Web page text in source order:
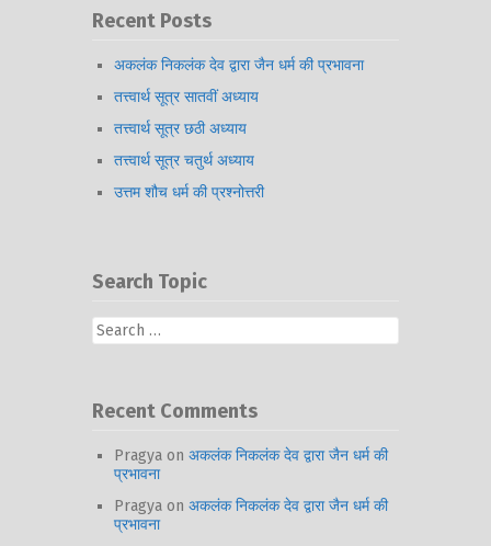
Recent Posts
अकलंक निकलंक देव द्वारा जैन धर्म की प्रभावना
तत्त्वार्थ सूत्र सातवीं अध्याय
तत्त्वार्थ सूत्र छठी अध्याय
तत्त्वार्थ सूत्र चतुर्थ अध्याय
उत्तम शौच धर्म की प्रश्नोत्तरी
Search Topic
Search
for:
Recent Comments
Pragya on अकलंक निकलंक देव द्वारा जैन धर्म की
प्रभावना
Pragya on अकलंक निकलंक देव द्वारा जैन धर्म की
प्रभावना